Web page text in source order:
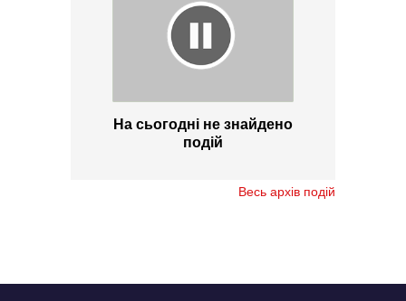
На сьогодні не знайдено
подій
Весь архів подій